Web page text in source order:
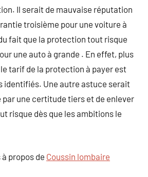
Il serait de mauvaise réputation
troisième pour une voiture à
fait que la protection tout risque
une auto à grande . En effet, plus
tarif de la protection à payer est
identifiés. Une autre astuce serait
par une certitude tiers et de enlever
risque dès que les ambitions le
propos de Coussin lombaire